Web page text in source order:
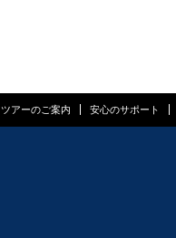
ツアーのご案内 安心のサポート